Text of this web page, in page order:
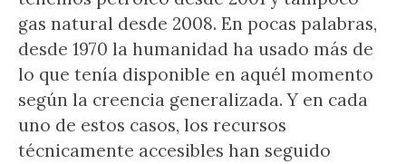
gas natural desde 2008. En pocas palabras,
desde 1970 la humanidad ha usado más de
lo que tenía disponible en aquél momento
según la creencia generalizada. Y en cada
uno de estos casos, los recursos
técnicamente accesibles han seguido